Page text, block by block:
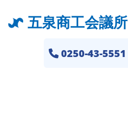
五泉商工会議所
0250-43-5551